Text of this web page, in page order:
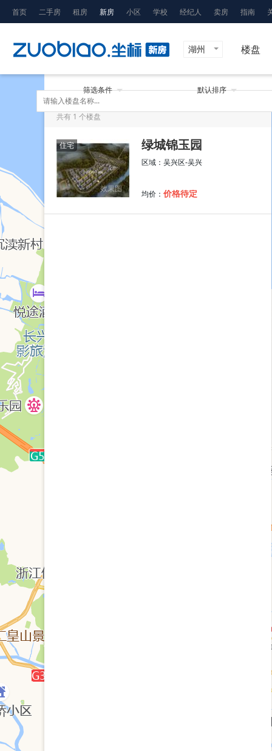
首页 二手房 租房 新房 小区 学校 经纪人 卖房 指南
湖州 楼盘
筛选条件 默认排序
共有 1 个楼盘
效果图
住宅 绿城锦玉园
区域：吴兴区-吴兴
均价： 价格待定